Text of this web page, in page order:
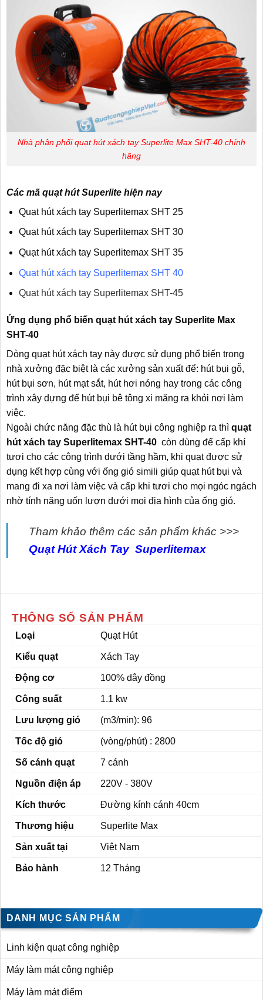
Nhà phân phối quạt hút xách tay Superlite Max SHT-40 chính
hãng
Các mã quạt hút Superlite hiện nay
Quạt hút xách tay Superlitemax SHT 25
Quạt hút xách tay Superlitemax SHT 30
Quạt hút xách tay Superlitemax SHT 35
Quạt hút xách tay Superlitemax SHT 40
Quạt hút xách tay Superlitemax SHT-45
Ứng dụng phổ biến quạt hút xách tay Superlite Max
SHT-40
Dòng quạt hút xách tay này được sử dụng phổ biến trong
nhà xưởng đặc biệt là các xưởng sản xuất để: hút bụi gỗ,
hút bụi sơn, hút mạt sắt, hút hơi nóng hay trong các công
trình xây dựng để hút bụi bê tông xi măng ra khỏi nơi làm
việc.
Ngoài chức năng đặc thù là hút bụi công nghiệp ra thì quạt
hút xách tay Superlitemax SHT-40 còn dùng để cấp khí
tươi cho các công trình dưới tầng hầm, khi quạt được sử
dụng kết hợp cùng với ống gió simili giúp quạt hút bụi và
mang đi xa nơi làm việc và cấp khi tươi cho mọi ngóc ngách
nhờ tính năng uốn lượn dưới mọi địa hình của ống gió.
Tham khảo thêm các sản phẩm khác >>>
Quạt Hút Xách Tay Superlitemax
THÔNG SỐ SẢN PHẨM
Loại Quạt Hút
Kiểu quạt Xách Tay
Động cơ 100% dây đồng
Công suất 1.1 kw
Lưu lượng gió (m3/min): 96
Tốc độ gió (vòng/phút) : 2800
Số cánh quạt 7 cánh
Nguồn điện áp 220V - 380V
Kích thước Đường kính cánh 40cm
Thương hiệu Superlite Max
Sản xuất tại Việt Nam
Bảo hành 12 Tháng
DANH MỤC SẢN PHẨM
Linh kiện quạt công nghiệp
Máy làm mát công nghiệp
Máy làm mát điểm